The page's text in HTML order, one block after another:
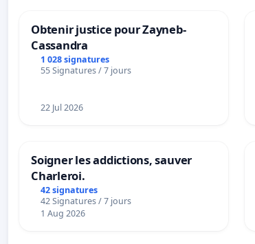
Obtenir justice pour Zayneb-
Cassandra
1 028 signatures
55 Signatures / 7 jours
22 Jul 2026
Soigner les addictions, sauver
Charleroi.
42 signatures
42 Signatures / 7 jours
1 Aug 2026